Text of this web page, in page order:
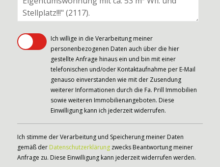
Ich willige in die Verarbeitung meiner
personenbezogenen Daten auch über die hier
gestellte Anfrage hinaus ein und bin mit einer
telefonischen und/oder Kontaktaufnahme per E-Mail
genauso einverstanden wie mit der Zusendung
weiterer Informationen durch die Fa. Prill Immobilien
sowie weiteren Immobilienangeboten. Diese
Einwilligung kann ich jederzeit widerrufen.
Ich stimme der Verarbeitung und Speicherung meiner Daten
gemäß der Datenschutzerklärung zwecks Beantwortung meiner
Anfrage zu. Diese Einwilligung kann jederzeit widerrufen werden.